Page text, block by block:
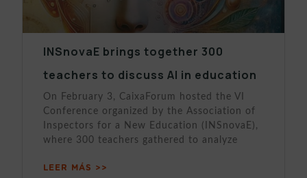
INSnovaE brings together 300
teachers to discuss AI in education
On February 3, CaixaForum hosted the VI
Conference organized by the Association of
Inspectors for a New Education (INSnovaE),
where 300 teachers gathered to analyze
LEER MÁS >>